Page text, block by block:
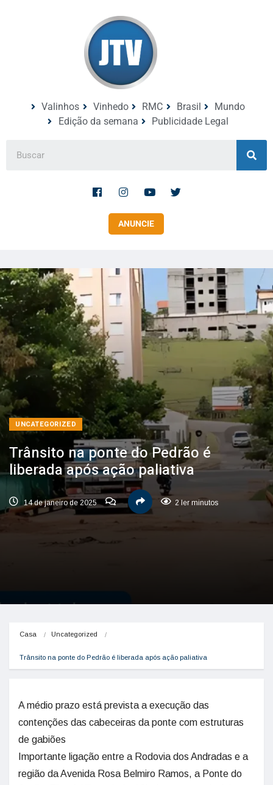
Valinhos Vinhedo RMC Brasil
Mundo
Edição da semana
Publicidade Legal
ANUNCIE
UNCATEGORIZED
Trânsito na ponte do Pedrão é
liberada após ação paliativa
14 de janeiro de 2025 2 ler minutos
Casa Uncategorized
Trânsito na ponte do Pedrão é liberada após ação paliativa
A médio prazo está prevista a execução das
contenções das cabeceiras da ponte com estruturas
de gabiões
Importante ligação entre a Rodovia dos Andradas e a
região da Avenida Rosa Belmiro Ramos, a Ponte do